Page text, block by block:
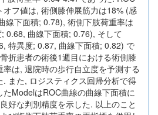
オフ値は, 術側膝伸展筋力は18% (感
線下面積; 0.78), 術側下肢荷重率は
0.68, 曲線下面積; 0.76), そして
特異度; 0.87, 曲線下面積; 0.82) で
折患者の術後1週目における術側膝
は, 退院時の歩行自立度を予測する
また, ロジスティクス回帰分析で得
たModelはROC曲線の曲線下面積に
好な判別精度を示した. 以上のこと